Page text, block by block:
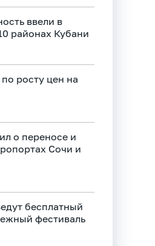
ввели в
районах Кубани
росту цен на
о переносе и
Сочи и
бесплатный
фестиваль